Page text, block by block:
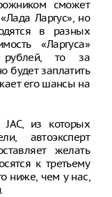
сможет
Ларгус», но
в разных
«Ларгуса»
рублей, то за
будет заплатить
его шансы на
из которых
автоэксперт
желать
к третьему
ниже, чем у нас,